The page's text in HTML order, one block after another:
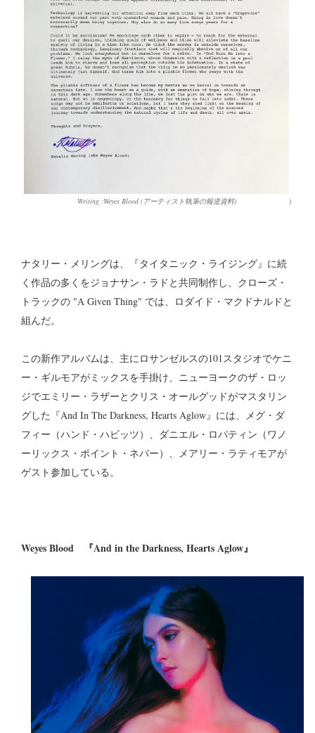
Writing :Weyes Blood (アーティスト執筆の報道資料) )
ナタリー・メリングは、『タイタニック・ライジング』に続
く作品の多くをジョナサン・ラドと共同制作し、クローズ・
トラックの "A Given Thing" では、ロダイド・マクドナルドと
組んだ。
この新作アルバムは、主にロサンゼルスの101スタジオでケニ
ー・ギルモアがミックスを手掛け、ニューヨークのザ・ロッ
ジでエミリー・ラザーとクリス・オールグッドがマスタリン
グした『And In The Darkness, Hearts Aglow』には、メグ・ダ
フィー（ハンド・ハビッツ）、ダニエル・ロパティン（ワノ
ーリックス・ポイント・ネバー）、メアリー・ラティモアが
ゲスト参加している。
Weyes Blood 『And in the Darkness, Hearts Aglow』